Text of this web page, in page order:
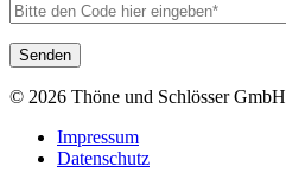
© 2026 Thöne und Schlösser GmbH
Impressum
Datenschutz